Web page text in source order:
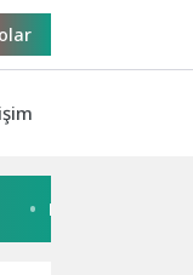
kadınlar